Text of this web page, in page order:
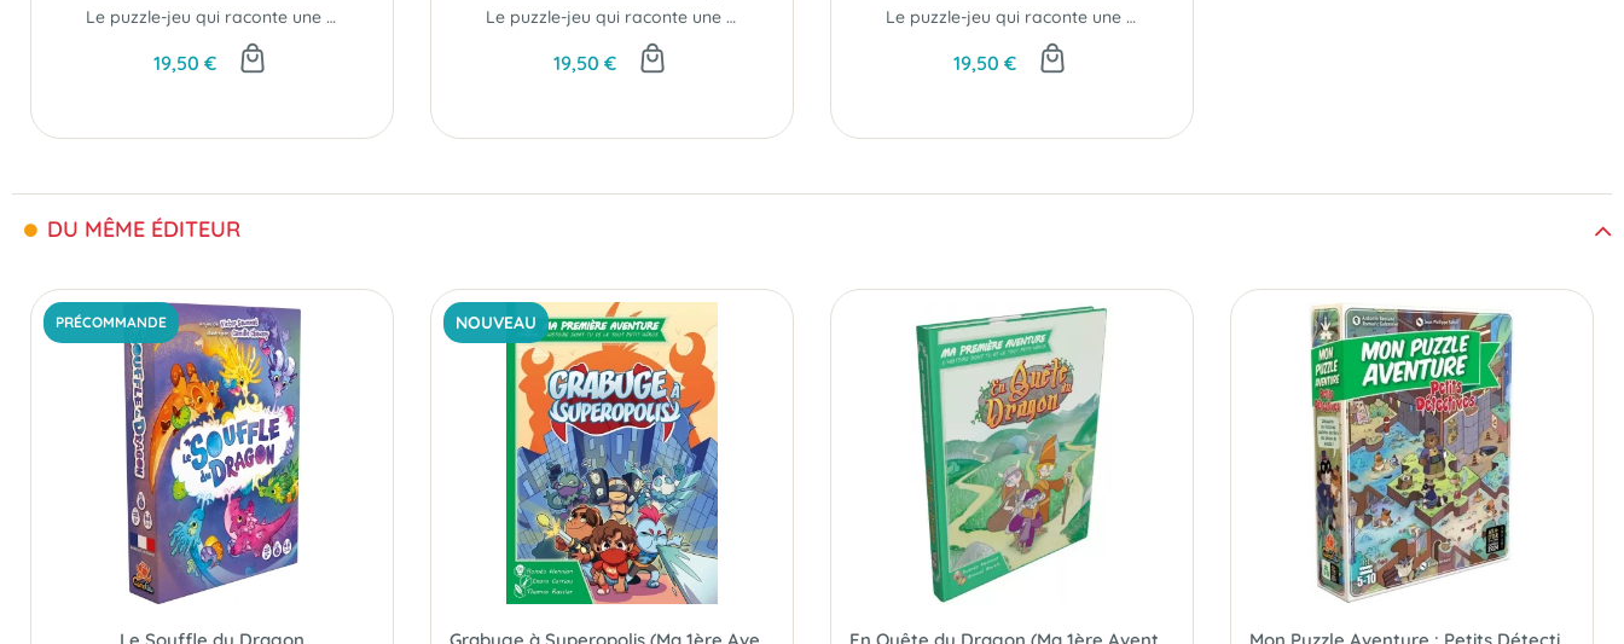
Le puzzle-jeu qui raconte une histoire...
19,50 €
Le puzzle-jeu qui raconte une histoire...
19,50 €
Le puzzle-jeu qui raconte une histoire...
19,50 €
DU MÊME ÉDITEUR
PRÉCOMMANDE NOUVEAU